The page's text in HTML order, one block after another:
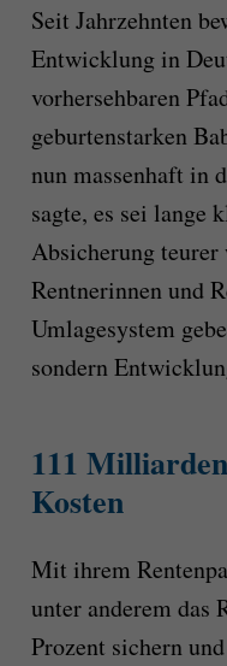
Seit Jahrzehnten
Entwicklung in
vorhersehbaren
geburtenstarken
nun massenhaft in
sagte, es sei lange
Absicherung teurer
Rentnerinnen und
Umlagesystem
sondern
111
Kosten
Mit ihrem
unter anderem das
Prozent sichern